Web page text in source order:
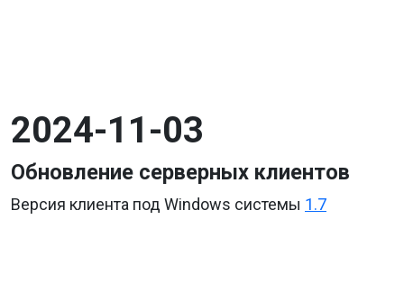
2024-11-03
Обновление серверных клиентов
Версия клиента под Windows системы 1.7